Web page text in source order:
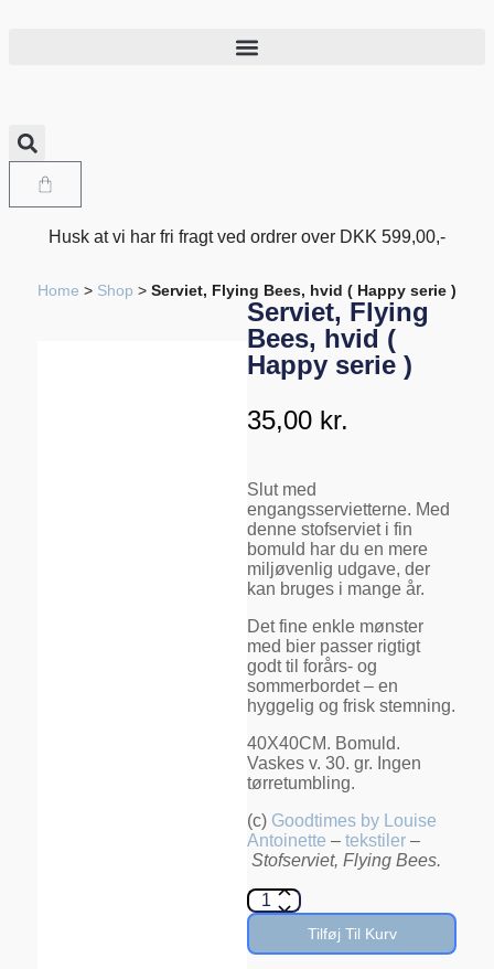
Husk at vi har fri fragt ved ordrer over DKK 599,00,-
Home > Shop > Serviet, Flying Bees, hvid ( Happy serie )
Serviet, Flying
Bees, hvid (
Happy serie )
35,00 kr.
Slut med
engangsservietterne. Med
denne stofserviet i fin
bomuld har du en mere
miljøvenlig udgave, der
kan bruges i mange år.
Det fine enkle mønster
med bier passer rigtigt
godt til forårs- og
sommerbordet – en
hyggelig og frisk stemning.
40X40CM. Bomuld.
Vaskes v. 30. gr. Ingen
tørretumbling.
(c) Goodtimes by Louise
Antoinette – tekstiler –
Stofserviet, Flying Bees.
Tilføj Til Kurv